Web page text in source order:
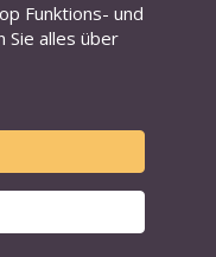
Blanco Nino, TK
MwSt.)
Funktions- und
Sie alles über